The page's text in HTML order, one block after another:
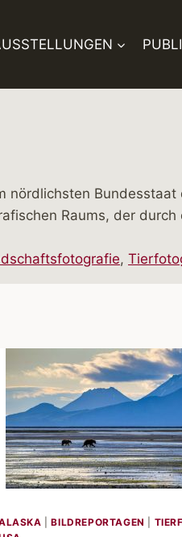
nördlichsten
Raums, der
,
|BILDREPORTAGEN